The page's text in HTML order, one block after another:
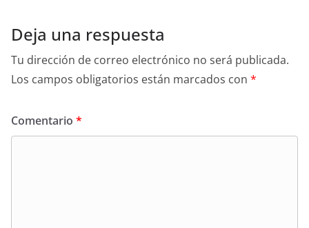
Deja una respuesta
Tu dirección de correo electrónico no será publicada.
Los campos obligatorios están marcados con *
Comentario *